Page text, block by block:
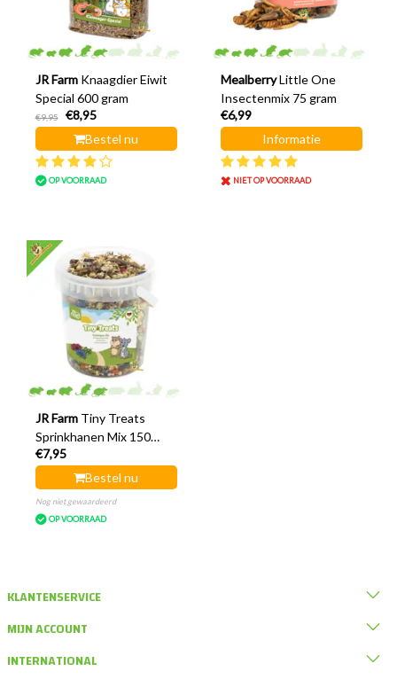
JR Farm Knaagdier Eiwit
Special 600 gram
€9,95
€8,95
Bestel nu
OP VOORRAAD
Mealberry Little One
Insectenmix 75 gram
€6,99
Informatie
NIET OP VOORRAAD
JR Farm Tiny Treats
Sprinkhanen Mix 150
gram
€7,95
Bestel nu
Nog niet gewaardeerd
OP VOORRAAD
KLANTENSERVICE
MIJN ACCOUNT
INTERNATIONAL